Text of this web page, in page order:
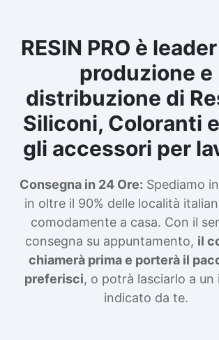
RESIN PRO è
produzione e
distribuzione di
Siliconi, Coloranti
gli accessori per
Consegna in 24 Ore: Spediamo
in oltre il 90% delle località
comodamente a casa. Con il
consegna su appuntamento, il
chiamerà prima e porterà il
preferisci, o potrà lasciarlo a un
indicato da te.